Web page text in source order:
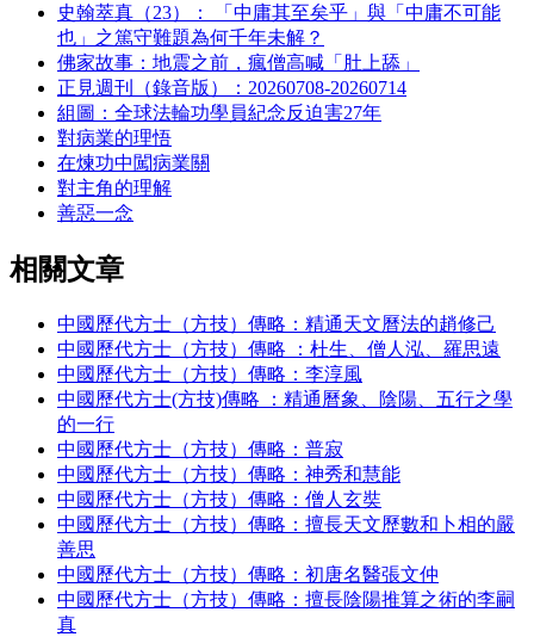
史翰萃真（23）： 「中庸其至矣乎」與「中庸不可能
也」之篤守難題為何千年未解？
佛家故事：地震之前，瘋僧高喊「肚上舔」
正見週刊（錄音版）：20260708-20260714
組圖：全球法輪功學員紀念反迫害27年
對病業的理悟
在煉功中闖病業關
對主角的理解
善惡一念
相關文章
中國歷代方士（方技）傳略：精通天文曆法的趙修己
中國歷代方士（方技）傳略 ：杜生、僧人泓、羅思遠
中國歷代方士（方技）傳略：李淳風
中國歷代方士(方技)傳略 ：精通曆象、陰陽、五行之學
的一行
中國歷代方士（方技）傳略：普寂
中國歷代方士（方技）傳略：神秀和慧能
中國歷代方士（方技）傳略：僧人玄奘
中國歷代方士（方技）傳略：擅長天文歷數和卜相的嚴
善思
中國歷代方士（方技）傳略：初唐名醫張文仲
中國歷代方士（方技）傳略：擅長陰陽推算之術的李嗣
真